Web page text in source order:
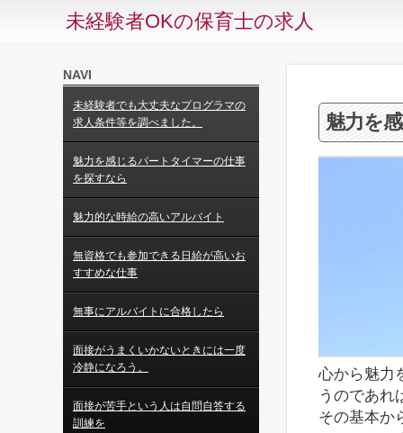
未経験者OKの保育士の求人
NAVI
未経験者でも大丈夫なプログラマの
求人条件等を調べました。
魅力を感じるパートタイマーの仕事
を探すなら
魅力的な時給の高いアルバイト
無資格でも参加できる日給が高いお
すすめな仕事
無事にアルバイトに合格したら
面接がうまくいかないときには一度
冷静になろう。
面接が苦手という人は自問自答する
訓練を
魅力を
心から魅力
うのであれ
その基本か